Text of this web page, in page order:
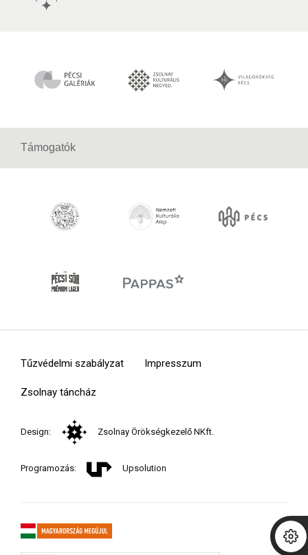
Támogatók
Tűzvédelmi szabályzat Impresszum
Zsolnay táncház
Design: Zsolnay Örökségkezelő NKft.
Programozás: Upsolution